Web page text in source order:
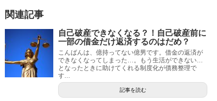
関連記事
自己破産できなくなる？！自己破産前に
一部の借金だけ返済するのはだめ？
こんばんは、億持ってない億男です。借金の返済が
できなくなってしまった…。もう生活ができない…
となったときに助けてくれる制度化が債務整理で
す...
記事を読む